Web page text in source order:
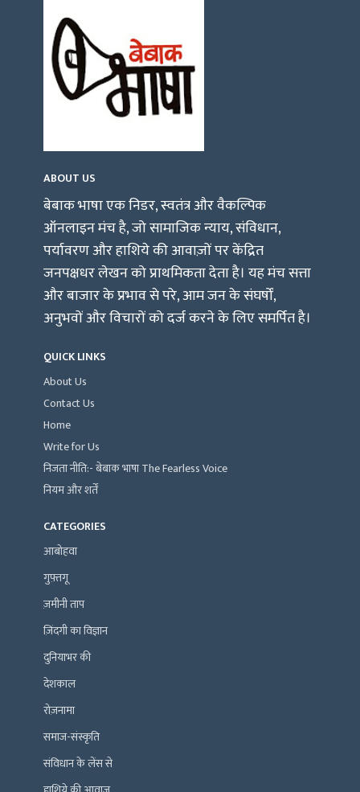
ABOUT US
बेबाक भाषा एक निडर, स्वतंत्र और वैकल्पिक
ऑनलाइन मंच है, जो सामाजिक न्याय, संविधान,
पर्यावरण और हाशिये की आवाज़ों पर केंद्रित
जनपक्षधर लेखन को प्राथमिकता देता है। यह मंच सत्ता
और बाजार के प्रभाव से परे, आम जन के संघर्षों,
अनुभवों और विचारों को दर्ज करने के लिए समर्पित है।
QUICK LINKS
About Us
Contact Us
Home
Write for Us
निजता नीति:- बेबाक भाषा The Fearless Voice
नियम और शर्तें
CATEGORIES
आबोहवा
गुफ़्तगू
ज़मीनी ताप
ज़िंदगी का विज्ञान
दुनियाभर की
देशकाल
रोज़नामा
समाज-संस्कृति
संविधान के लेंस से